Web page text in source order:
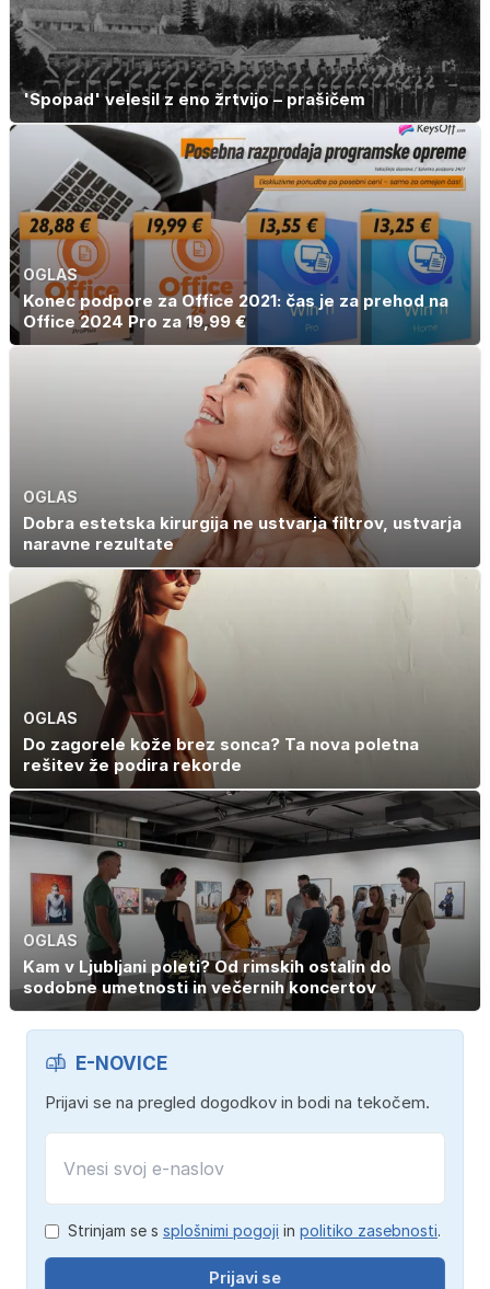
'Spopad' velesil z eno žrtvijo – prašičem
OGLAS
Konec podpore za Office 2021: čas je za prehod na
Office 2024 Pro za 19,99 €
OGLAS
Dobra estetska kirurgija ne ustvarja filtrov, ustvarja
naravne rezultate
OGLAS
Do zagorele kože brez sonca? Ta nova poletna
rešitev že podira rekorde
OGLAS
Kam v Ljubljani poleti? Od rimskih ostalin do
sodobne umetnosti in večernih koncertov
E-NOVICE
Prijavi se na pregled dogodkov in bodi na tekočem.
Strinjam se s splošnimi pogoji in politiko zasebnosti.
Prijavi se